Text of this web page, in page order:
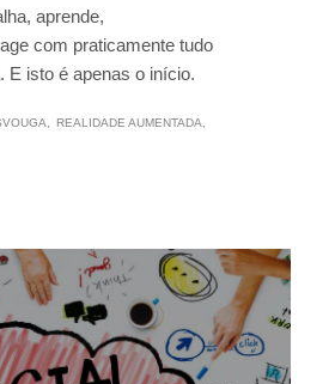
aprende,
com praticamente tudo
E isto é apenas o início.
REALIDADE AUMENTADA